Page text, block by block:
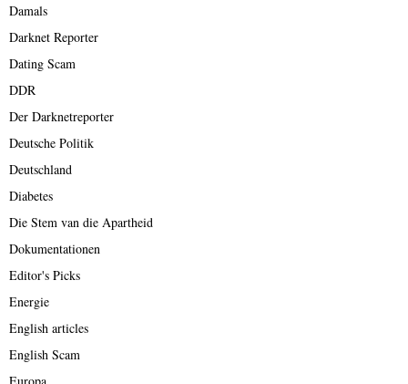
Damals
Darknet Reporter
Dating Scam
DDR
Der Darknetreporter
Deutsche Politik
Deutschland
Diabetes
Die Stem van die Apartheid
Dokumentationen
Editor's Picks
Energie
English articles
English Scam
Europa